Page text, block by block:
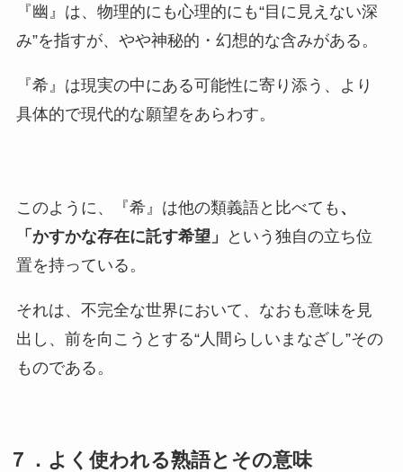
『幽』は、物理的にも心理的にも“目に見えない深
み”を指すが、やや神秘的・幻想的な含みがある。
『希』は現実の中にある可能性に寄り添う、より
具体的で現代的な願望をあらわす。
このように、『希』は他の類義語と比べても 、
「かすかな存在に託す希望」
という独自の立ち位
置を持っている。
それは、不完全な世界において、なおも意味を見
出し、前を向こうとする“人間らしいまなざし”その
ものである。
７．よく使われる熟語とその意味